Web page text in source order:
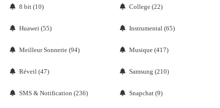
8 bit (10) College (22)
Huawei (55) Instrumental (65)
Meilleur Sonnerie (94) Musique (417)
Réveil (47) Samsung (210)
SMS & Notification (236) Snapchat (9)